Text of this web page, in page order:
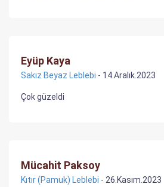
Eyüp Kaya
Sakız Beyaz Leblebi - 14.Aralık.2023
Çok güzeldi
Mücahit Paksoy
Kıtır (Pamuk) Leblebi - 26.Kasım.2023